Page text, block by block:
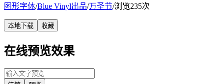
图形字体/Blue Vinyl出品/万圣节/浏览235次
本地下载 收藏
在线预览效果